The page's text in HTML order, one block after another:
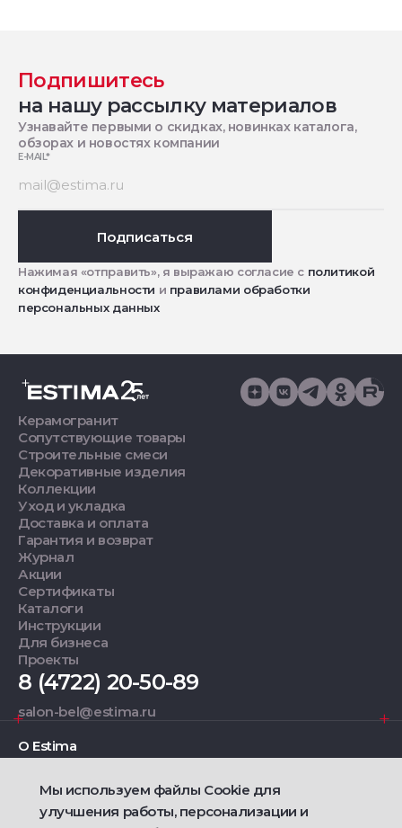
Подпишитесь
на нашу рассылку материалов
Узнавайте первыми о скидках, новинках каталога,
обзорах и новостях компании
E-MAIL*
Подписаться
Нажимая «отправить», я выражаю согласие с политикой
конфиденциальности и правилами обработки
персональных данных
Керамогранит
Сопутствующие товары
Строительные смеси
Декоративные изделия
Коллекции
Уход и укладка
Доставка и оплата
Гарантия и возврат
Журнал
Акции
Сертификаты
Каталоги
Инструкции
Для бизнеса
Проекты
8 (4722) 20-50-89
salon-bel@estima.ru
О Estima
Дизайнерам
Мы используем файлы Cookie для
улучшения работы, персонализации и